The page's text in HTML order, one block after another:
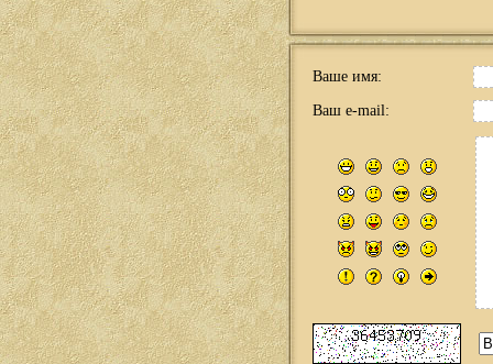
Ваше имя:
Ваш e-mail: